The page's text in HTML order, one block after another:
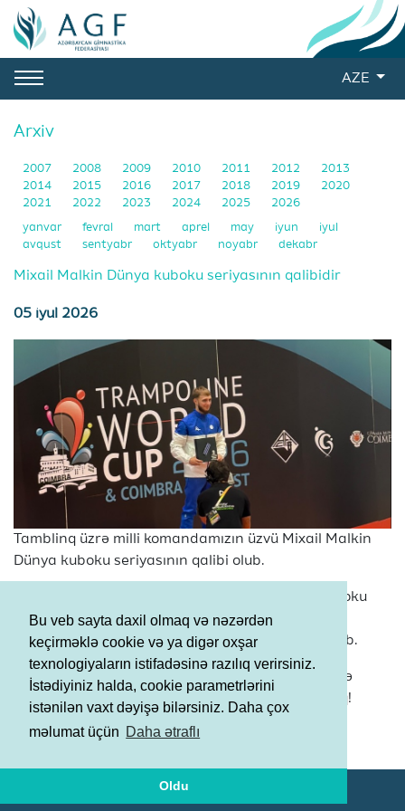
Bu veb sayta daxil olmaq və nəzərdən
keçirməklə cookie və ya digər oxşar
texnologiyaların istifadəsinə razılıq verirsiniz.
İstədiyiniz halda, cookie parametrlərini
istənilən vaxt dəyişə bilərsiniz. Daha çox
məlumat üçün Daha ətraflı
Oldu
AZE
Arxiv
2007 2008 2009 2010 2011 2012
2013
2014
2015 2016 2017 2018 2019
2020
2021
2022 2023 2024 2025 2026
yanvar fevral mart aprel may iyun
iyul
avqust
sentyabr oktyabr noyabr dekabr
Mixail Malkin Dünya kuboku seriyasının qalibidir
05 iyul 2026
Tamblinq üzrə milli komandamızın üzvü Mixail Malkin
Dünya kuboku seriyasının qalibi olub.
İdmançımız mövsüm ərzində keçirilən Dünya kuboku
yarışlarında nümayiş etdirdiyi yüksək və stabil
nəticələr sayəsində bu möhtəşəm uğura imza atıb.
Gimnastımızı bu əlamətdar nailiyyət münasibətilə
təbrik edir, gələcək yarışlarda uğurlar arzulayırıq!